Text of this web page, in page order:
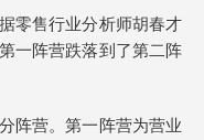
零售行业分析师胡春才
一阵营跌落到了第二阵
阵营。第一阵营为营业